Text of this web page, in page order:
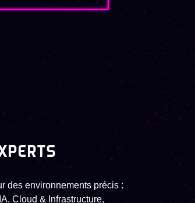
des environnements précis :
Cloud & Infrastructure,